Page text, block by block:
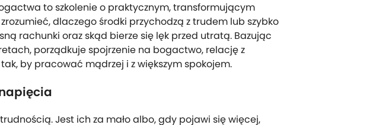
to szkolenie o praktycznym, transformującym
dlaczego środki przychodzą z trudem lub szybko
rachunki oraz skąd bierze się lęk przed utratą. Bazując
porządkuje spojrzenie na bogactwo, relację z
by pracować mądrzej i z większym spokojem.
Jest ich za mało albo, gdy pojawi się więcej,